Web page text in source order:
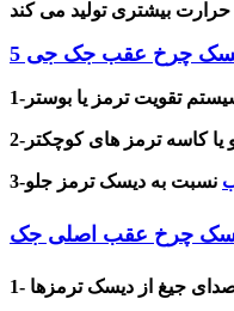
چرخ عقب جک جی 5
صدای جیغ از دیسک ترمزها